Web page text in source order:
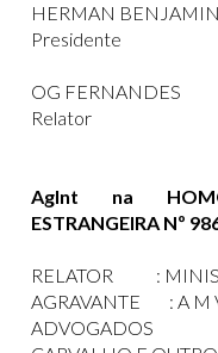
HERMAN BENJAMIN
Presidente
OG FERNANDES
Relator
AgInt na
ESTRANGEIRA Nº
RELATOR :
AGRAVANTE : A M
ADVOGADOS :